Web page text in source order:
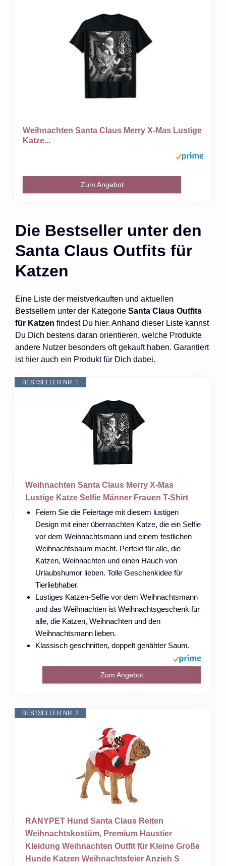
Weihnachten Santa Claus Merry X-Mas Lustige
Katze...
Zum Angebot
Die Bestseller unter den
Santa Claus Outfits für
Katzen
Eine Liste der meistverkauften und aktuellen
Bestsellern unter der Kategorie Santa Claus Outfits
für Katzen findest Du hier. Anhand dieser Liste kannst
Du Dich bestens daran orientieren, welche Produkte
andere Nutzer besonders oft gekauft haben. Garantiert
ist hier auch ein Produkt für Dich dabei.
BESTSELLER NR. 1
Weihnachten Santa Claus Merry X-Mas
Lustige Katze Selfie Männer Frauen T-Shirt
Feiern Sie die Feiertage mit diesem lustigen
Design mit einer überraschten Katze, die ein Selfie
vor dem Weihnachtsmann und einem festlichen
Weihnachtsbaum macht. Perfekt für alle, die
Katzen, Weihnachten und einen Hauch von
Urlaubshumor lieben. Tolle Geschenkidee für
Tierliebhaber.
Lustiges Katzen-Selfie vor dem Weihnachtsmann
und das Weihnachten ist Weihnachtsgeschenk für
alle, die Katzen, Weihnachten und den
Weihnachtsmann lieben.
Klassisch geschnitten, doppelt genähter Saum.
Zum Angebot
BESTSELLER NR. 2
RANYPET Hund Santa Claus Reiten
Weihnachtskostüm, Premium Haustier
Kleidung Weihnachten Outfit für Kleine Große
Hunde Katzen Weihnachtsfeier Anzieh S